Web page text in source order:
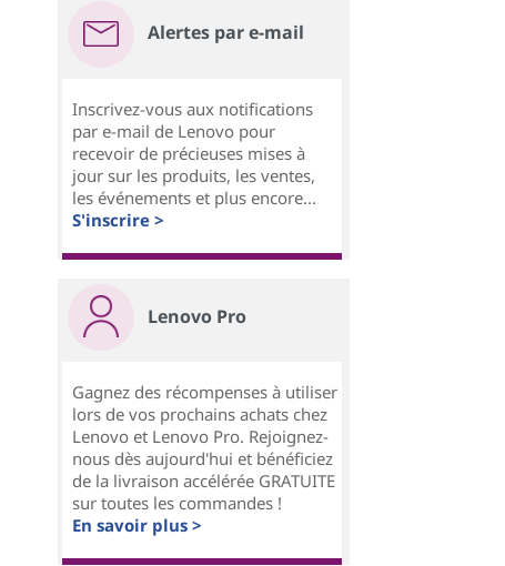
Alertes par e-mail
Inscrivez-vous aux notifications
par e-mail de Lenovo pour
recevoir de précieuses mises à
jour sur les produits, les ventes,
les événements et plus encore...
S'inscrire >
Lenovo Pro
Gagnez des récompenses à utiliser
lors de vos prochains achats chez
Lenovo et Lenovo Pro. Rejoignez-
nous dès aujourd'hui et bénéficiez
de la livraison accélérée GRATUITE
sur toutes les commandes !
En savoir plus >